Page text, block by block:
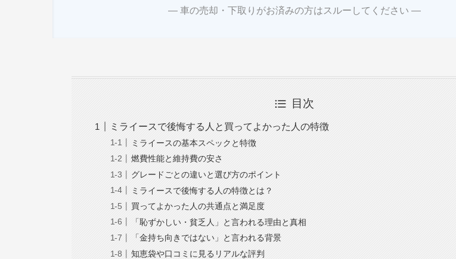
― 車の売却・下取りがお済みの方はスルーしてください ―
目次
ミライースで後悔する人と買ってよかった人の特徴
ミライースの基本スペックと特徴
燃費性能と維持費の安さ
グレードごとの違いと選び方のポイント
ミライースで後悔する人の特徴とは？
買ってよかった人の共通点と満足度
「恥ずかしい・貧乏人」と言われる理由と真相
「金持ち向きではない」と言われる背景
知恵袋や口コミに見るリアルな評判